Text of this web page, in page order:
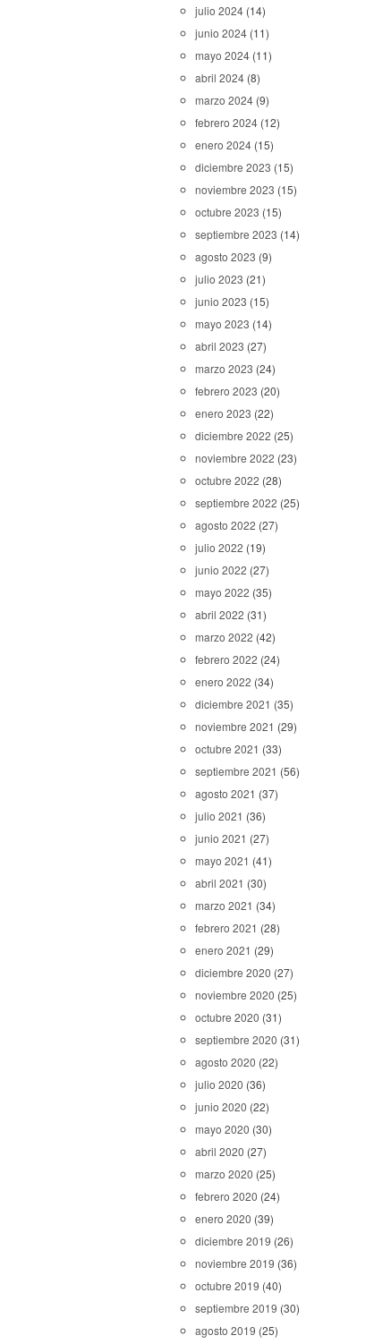
julio 2024 (14)
junio 2024 (11)
mayo 2024 (11)
abril 2024 (8)
marzo 2024 (9)
febrero 2024 (12)
enero 2024 (15)
diciembre 2023 (15)
noviembre 2023 (15)
octubre 2023 (15)
septiembre 2023 (14)
agosto 2023 (9)
julio 2023 (21)
junio 2023 (15)
mayo 2023 (14)
abril 2023 (27)
marzo 2023 (24)
febrero 2023 (20)
enero 2023 (22)
diciembre 2022 (25)
noviembre 2022 (23)
octubre 2022 (28)
septiembre 2022 (25)
agosto 2022 (27)
julio 2022 (19)
junio 2022 (27)
mayo 2022 (35)
abril 2022 (31)
marzo 2022 (42)
febrero 2022 (24)
enero 2022 (34)
diciembre 2021 (35)
noviembre 2021 (29)
octubre 2021 (33)
septiembre 2021 (56)
agosto 2021 (37)
julio 2021 (36)
junio 2021 (27)
mayo 2021 (41)
abril 2021 (30)
marzo 2021 (34)
febrero 2021 (28)
enero 2021 (29)
diciembre 2020 (27)
noviembre 2020 (25)
octubre 2020 (31)
septiembre 2020 (31)
agosto 2020 (22)
julio 2020 (36)
junio 2020 (22)
mayo 2020 (30)
abril 2020 (27)
marzo 2020 (25)
febrero 2020 (24)
enero 2020 (39)
diciembre 2019 (26)
noviembre 2019 (36)
octubre 2019 (40)
septiembre 2019 (30)
agosto 2019 (25)